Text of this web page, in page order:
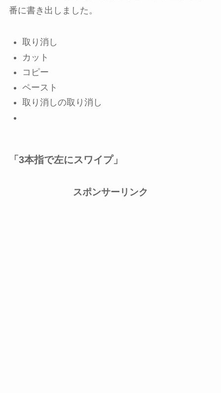
番に書き出しました。
取り消し
カット
コピー
ペースト
取り消しの取り消し
「3本指で左にスワイプ」
スポンサーリンク